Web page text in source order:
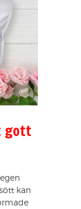
gott
kan